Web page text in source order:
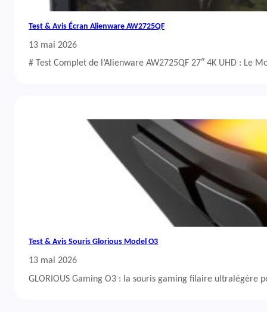
Test & Avis Écran Alienware AW2725QF
13 mai 2026
# Test Complet de l’Alienware AW2725QF 27″ 4K UHD : Le
Test & Avis Souris Glorious Model O3
13 mai 2026
GLORIOUS Gaming O3 : la souris gaming filaire ultralégère